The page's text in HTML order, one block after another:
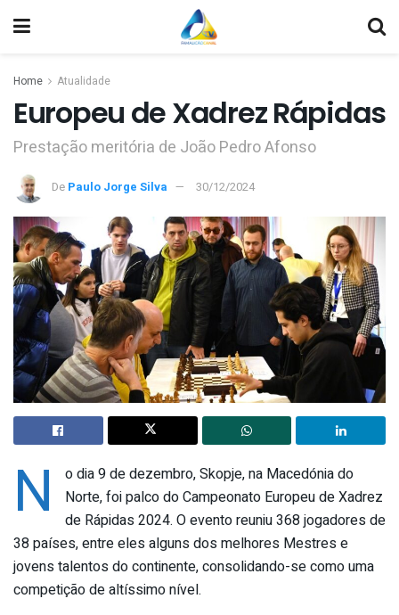
Home Atualidade
Europeu de Xadrez Rápidas
Prestação meritória de João Pedro Afonso
De Paulo Jorge Silva 30/12/2024
N
o dia 9 de dezembro, Skopje, na Macedónia do
Norte, foi palco do Campeonato Europeu de Xadrez
de Rápidas 2024. O evento reuniu 368 jogadores de
38 países, entre eles alguns dos melhores Mestres e
jovens talentos do continente, consolidando-se como uma
competição de altíssimo nível.